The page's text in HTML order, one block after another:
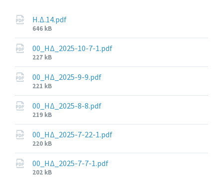
Η.Δ.14.pdf
File
size:
646 kB
00_ΗΔ_2025-10-7-1.pdf
File
size:
227 kB
00_ΗΔ_2025-9-9.pdf
File
size:
221 kB
00_ΗΔ_2025-8-8.pdf
File
size:
219 kB
00_ΗΔ_2025-7-22-1.pdf
File
size:
220 kB
00_ΗΔ_2025-7-7-1.pdf
File
202 kB